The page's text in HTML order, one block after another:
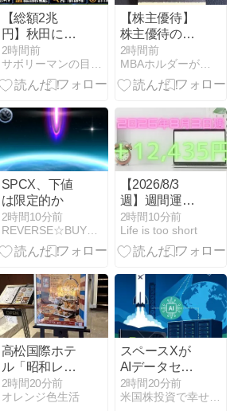
【総額2兆
円】秋田に日
本最大級AIデ
ータセンター
計画！次に動
こか？
2時間前
サボリーマンの目指せFIRE！資産形成への道！！
【株主優待】
株主優待の商
品が届きまし
た📕U .S .M.H.
（3222）
2時間前
MBAホルダーが保有している株主優待銘柄
SPCX、下値
は限定的か
2時間10分前
REVERSE☆BUY☆長期投資☆米株
【2026/8/3
週】週間運用
結果【トライ
オート・バラ
エティCFD】
2時間10分前
Life is too short
高松国際ホテ
ル「昭和レト
ロアフタヌー
ンティー」/中
2時間20分前
オレンジ色生活
スペースXが
AIデータセン
ター市場を変
える？エヌビ
2時間20分前
米国株投資で幸せ作り